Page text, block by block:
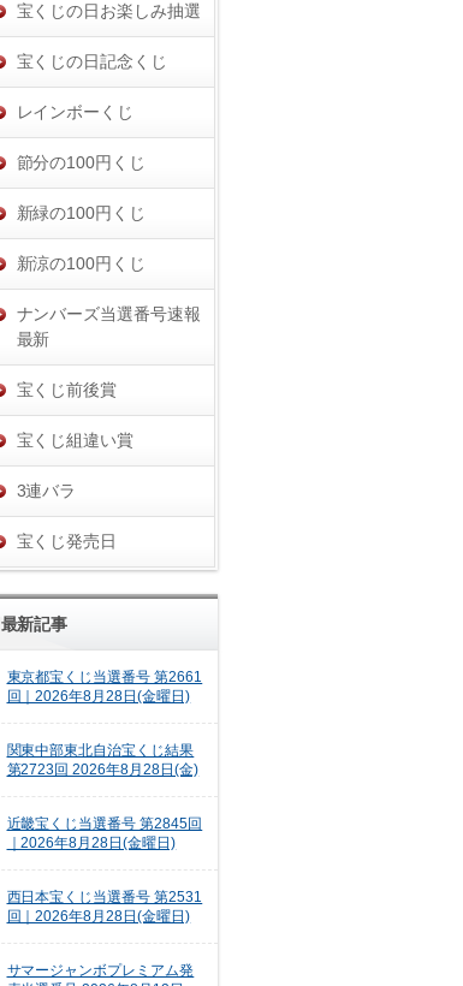
宝くじの日お楽しみ抽選
宝くじの日記念くじ
レインボーくじ
節分の100円くじ
新緑の100円くじ
新涼の100円くじ
ナンバーズ当選番号速報
最新
宝くじ前後賞
宝くじ組違い賞
3連バラ
宝くじ発売日
最新記事
東京都宝くじ当選番号 第2661
回｜2026年8月28日(金曜日)
関東中部東北自治宝くじ結果
第2723回 2026年8月28日(金)
近畿宝くじ当選番号 第2845回
｜2026年8月28日(金曜日)
西日本宝くじ当選番号 第2531
回｜2026年8月28日(金曜日)
サマージャンボプレミアム発